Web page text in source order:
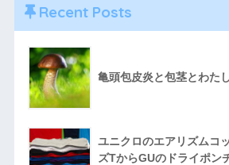
Recent Posts
亀頭包皮炎と包茎とわた
ユニクロのエアリズムコ
ズTからGUのドライポン